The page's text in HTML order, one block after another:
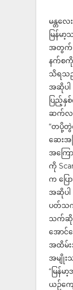
မန္တလေ
မြန်မ
အတွက်
နက်စကို
သိရသ
အဆိုပါ
ပြည့်နှ
ဆက်လက်
“တပို့တွဲ
ဆေးအ
အကြေ
ကို
က ပြ
အဆိုပါ
ပတ်သက်
သက်ဆိုင်
အောင်
အထိမ်း
အမျိုး
“မြန်
ယဉ်ကျ